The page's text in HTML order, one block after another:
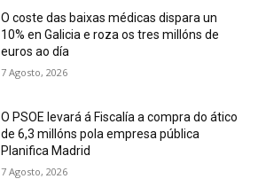
O coste das baixas médicas dispara un
10% en Galicia e roza os tres millóns de
euros ao día
7 Agosto, 2026
O PSOE levará á Fiscalía a compra do ático
de 6,3 millóns pola empresa pública
Planifica Madrid
7 Agosto, 2026